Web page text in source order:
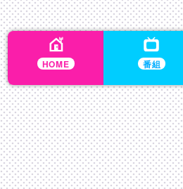
HOME 番組